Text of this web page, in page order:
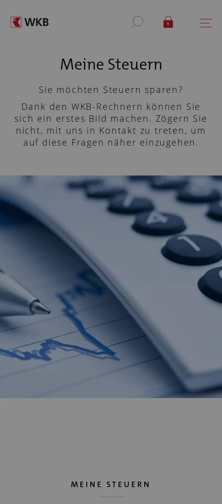
Meine Steuern
Sie möchten Steuern sparen?
Dank den WKB-Rechnern können Sie
sich ein erstes Bild machen. Zögern Sie
nicht, mit uns in Kontakt zu treten, um
auf diese Fragen näher einzugehen.
MEINE STEUERN